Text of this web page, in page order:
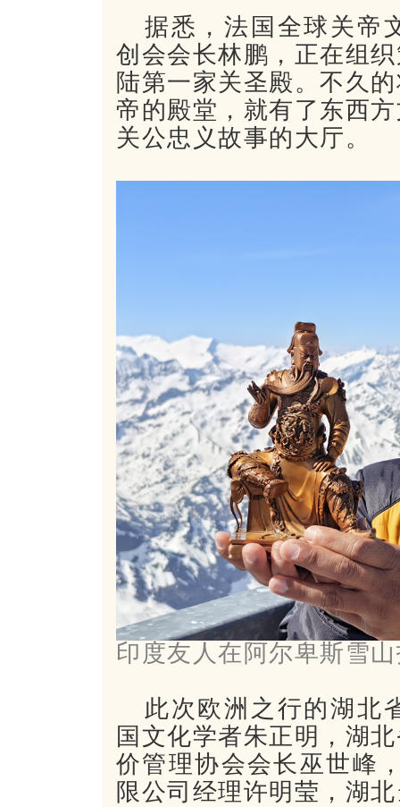
据悉，法国全球关帝
创会会长林鹏，正在组
陆第一家关圣殿。不久
帝的殿堂，就有了东西
关公忠义故事的大厅。
印度友人在阿尔卑斯雪
此次欧洲之行的湖北
国文化学者朱正明，湖
价管理协会会长巫世峰
限公司经理许明莹，湖